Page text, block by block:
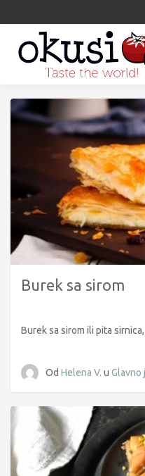
Burek sa sirom
Burek sa sirom ili pita
Od Helena V. u Glavno